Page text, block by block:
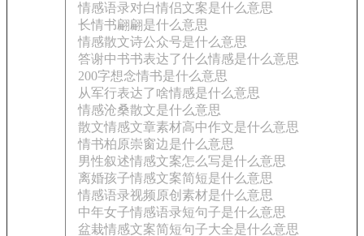
情感语录对白情侣文案是什么意思
长情书翩翩是什么意思
情感散文诗公众号是什么意思
答谢中书书表达了什么情感是什么意思
200字想念情书是什么意思
从军行表达了啥情感是什么意思
情感沧桑散文是什么意思
散文情感文章素材高中作文是什么意思
情书柏原崇窗边是什么意思
男性叙述情感文案怎么写是什么意思
离婚孩子情感文案简短是什么意思
情感语录视频原创素材是什么意思
中年女子情感语录短句子是什么意思
盆栽情感文案简短句子大全是什么意思